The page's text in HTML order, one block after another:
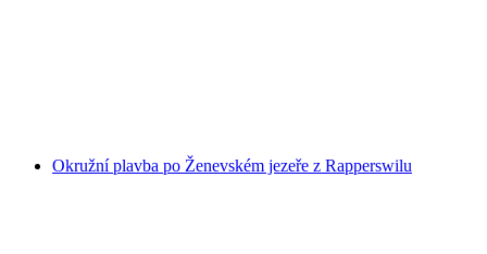
Okružní plavba po Ženevském jezeře z Rapperswilu